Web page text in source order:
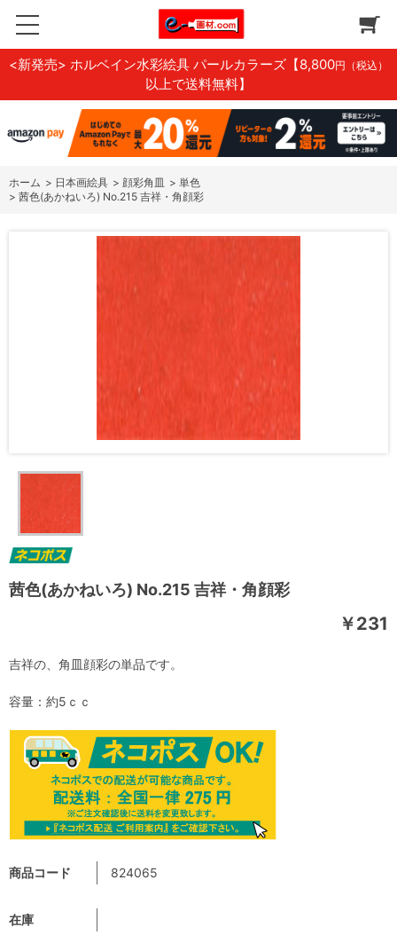
<新発売> ホルベイン水彩絵具 パールカラーズ 【8,800円（税込）
以上で送料無料】
ホーム > 日本画絵具 > 顔彩角皿 > 単色
> 茜色(あかねいろ) No.215 吉祥・角顔彩
茜色(あかねいろ) No.215 吉祥・角顔彩
￥231
商品コード 824065
在庫
吉祥の、角皿顔彩の単品です。
容量：約5ｃｃ